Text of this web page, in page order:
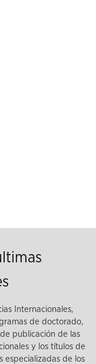
Internacionales,
de doctorado,
publicación de las
y los títulos de
especializadas de los